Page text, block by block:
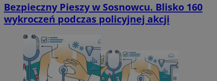
Bezpieczny Pieszy w Sosnowcu. Blisko 160
wykroczeń podczas policyjnej akcji